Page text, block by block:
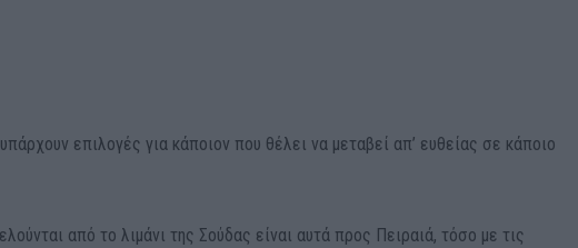
επιλογές για κάποιον που θέλει να μεταβεί απ’ ευθείας σε κάποιο
από το λιμάνι της Σούδας είναι αυτά προς Πειραιά, τόσο με τις